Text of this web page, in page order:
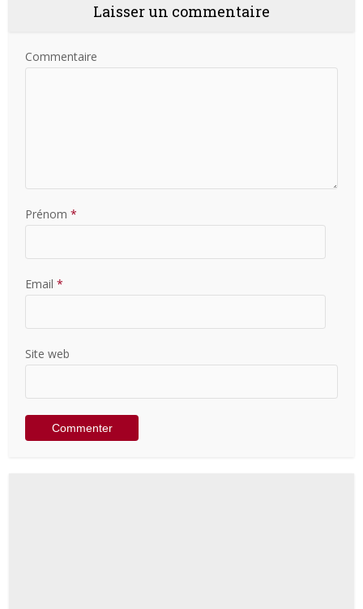
Laisser un commentaire
Commentaire
Prénom *
Email *
Site web